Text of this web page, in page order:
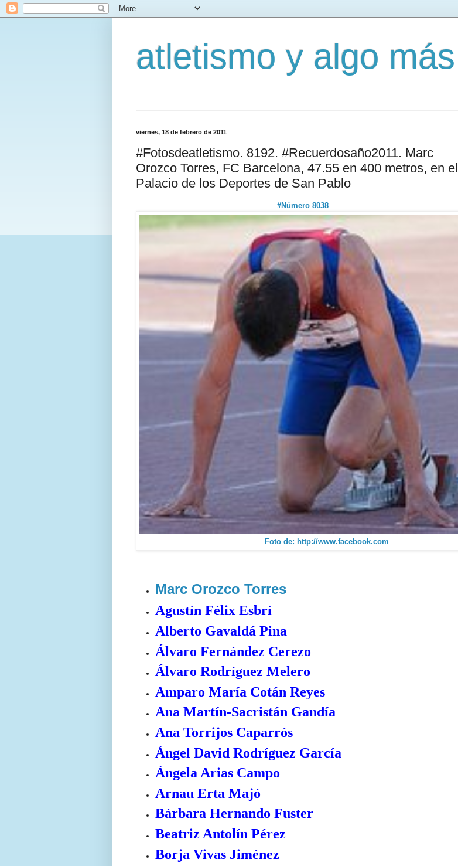
atletismo y algo más
viernes, 18 de febrero de 2011
#Fotosdeatletismo. 8192. #Recuerdosaño2011. Marc
Orozco Torres, FC Barcelona, 47.55 en 400 metros, en el
Palacio de los Deportes de San Pablo
#Número 8038
Foto de: http://www.facebook.com
Marc Orozco Torres
Agustín Félix Esbrí
Alberto Gavaldá Pina
Álvaro Fernández Cerezo
Álvaro Rodríguez Melero
Amparo María Cotán Reyes
Ana Martín-Sacristán Gandía
Ana Torrijos Caparrós
Ángel David Rodríguez García
Ángela Arias Campo
Arnau Erta Majó
Bárbara Hernando Fuster
Beatriz Antolín Pérez
Borja Vivas Jiménez